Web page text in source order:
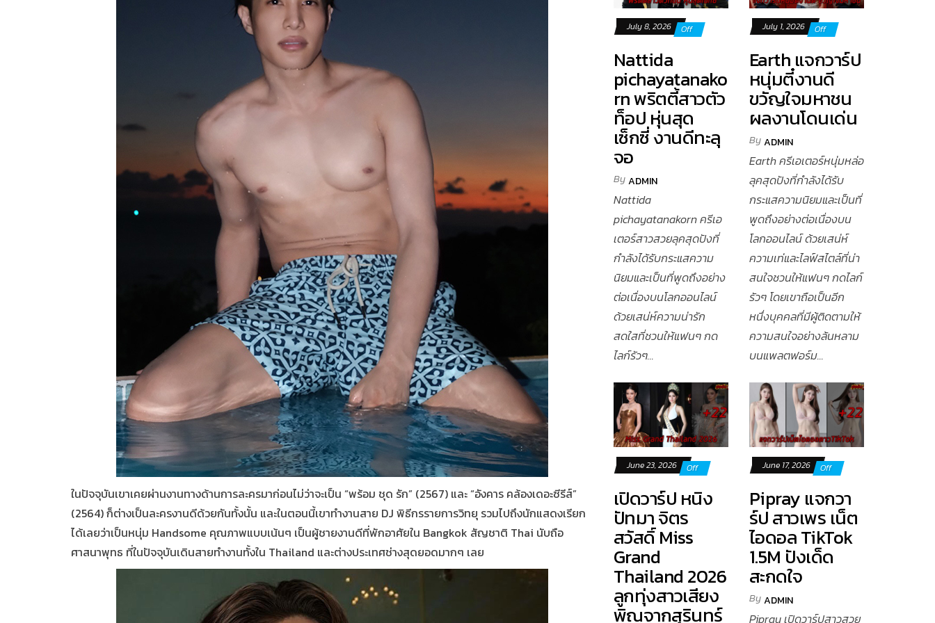
ในปัจจุบันเขาเคยผ่านงานทางด้านการละครมาก่อนไม่ว่าจะเป็น “พร้อม ชุด รัก” (2567) และ “อังคาร คล้องเดอะซีรีส์”
(2564) ก็ต่างเป็นละครงานดีด้วยกันทั้งนั้น และในตอนนี้เขาทำงานสาย DJ พิธีกรรายการวิทยุ รวมไปถึงนักแสดงเรียก
ได้เลยว่าเป็นหนุ่ม Handsome คุณภาพแบบเน้นๆ เป็นผู้ชายงานดีที่พักอาศัยใน Bangkok สัญชาติ Thai นับถือ
ศาสนาพุทธ ที่ในปัจจุบันเดินสายทำงานทั้งใน Thailand และต่างประเทศช่างสุดยอดมากๆ เลย
July 8, 2026 Off
Nattida
pichayatanako
rn พริตตี้สาวตัว
ท็อป หุ่นสุด
เซ็กซี่ งานดีทะลุ
จอ
ByADMIN
Nattida
pichayatanakorn ครีเอ
เตอร์สาวสวยลุคสุดปังที่
กำลังได้รับกระแสความ
นิยมและเป็นที่พูดถึงอย่าง
ต่อเนื่องบนโลกออนไลน์
ด้วยเสน่ห์ความน่ารัก
สดใสที่ชวนให้แฟนๆ กด
ไลก์รัวๆ...
July 1, 2026 Off
Earth แจกวาร์ป
หนุ่มตี๋งานดี
ขวัญใจมหาชน
ผลงานโดนเด่น
ByADMIN
Earth ครีเอเตอร์หนุ่มหล่อ
ลุคสุดปังที่กำลังได้รับ
กระแสความนิยมและเป็นที่
พูดถึงอย่างต่อเนื่องบน
โลกออนไลน์ ด้วยเสน่ห์
ความเท่และไลฟ์สไตล์ที่น่า
สนใจชวนให้แฟนๆ กดไลก์
รัวๆ โดยเขาถือเป็นอีก
หนึ่งบุคคลที่มีผู้ติดตามให้
ความสนใจอย่างล้นหลาม
บนแพลตฟอร์ม...
June 23, 2026 Off
เปิดวาร์ป หนิง
ปัทมา จิตร
สวัสดิ์ Miss
Grand
Thailand 2026
ลูกทุ่งสาวเสียง
พิณจากสุรินทร์
June 17, 2026 Off
Pipray แจกวา
ร์ป สาวเพร เน็ต
ไอดอล TikTok
1.5M ปังเด็ด
สะกดใจ
ByADMIN
Pipray เปิดวาร์ปสาวสวย